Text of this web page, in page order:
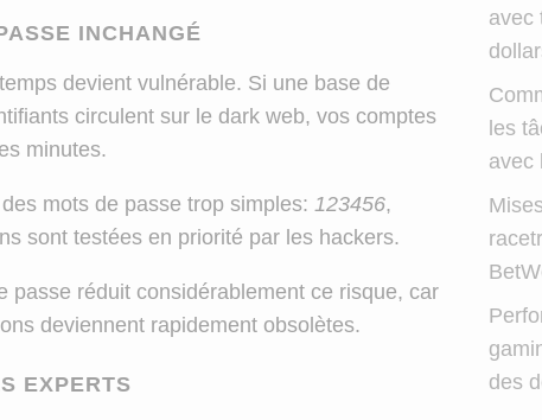
INCHANGÉ
devient vulnérable. Si une base de
circulent sur le dark web, vos comptes
minutes.
mots de passe trop simples: 123456,
sont testées en priorité par les hackers.
passe réduit considérablement ce risque, car
deviennent rapidement obsolètes.
EXPERTS
avec
les
avec
des